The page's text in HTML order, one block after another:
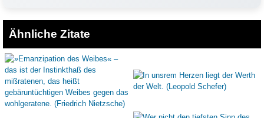
Ähnliche Zitate